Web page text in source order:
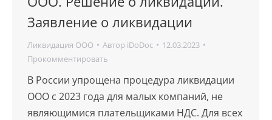
Заявление о ликвидации
Ликвидация ООО Автор iDoDoc
12.03.2023
Прокомментировать
В России упрощена процедура ликвидации
ООО с 2023 года для малых компаний, не
являющимися плательщиками НДС. Для всех